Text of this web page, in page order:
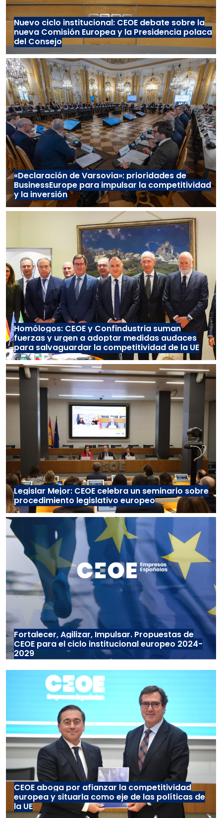
Nuevo ciclo institucional: CEOE debate sobre la
nueva Comisión Europea y la Presidencia polaca
del Consejo
«Declaración de Varsovia»: prioridades de
BusinessEurope para impulsar la competitividad
y la inversión
Homólogos: CEOE y Confindustria suman
fuerzas y urgen a adoptar medidas audaces
para salvaguardar la competitividad de la UE
Legislar Mejor: CEOE celebra un seminario sobre
procedimiento legislativo europeo
Fortalecer, Agilizar, Impulsar. Propuestas de
CEOE para el ciclo institucional europeo 2024-
2029
CEOE aboga por afianzar la competitividad
europea y situarla como eje de las políticas de
la UE